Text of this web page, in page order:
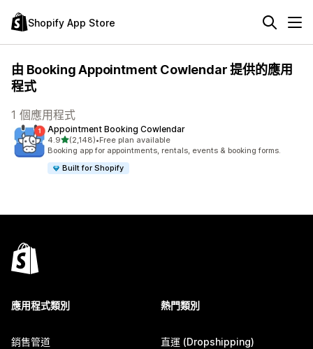
Shopify App Store
由 Booking Appointment Cowlendar 提供的應用
程式
1 個應用程式
Appointment Booking Cowlendar
4.9滿分 5 顆星
(2,148)
共有 2148 則評價
•Free plan available
Booking app for appointments, rentals, events & booking forms.
Built for Shopify
應用程式類別
銷售管道
熱門類別
直運 (Dropshipping)